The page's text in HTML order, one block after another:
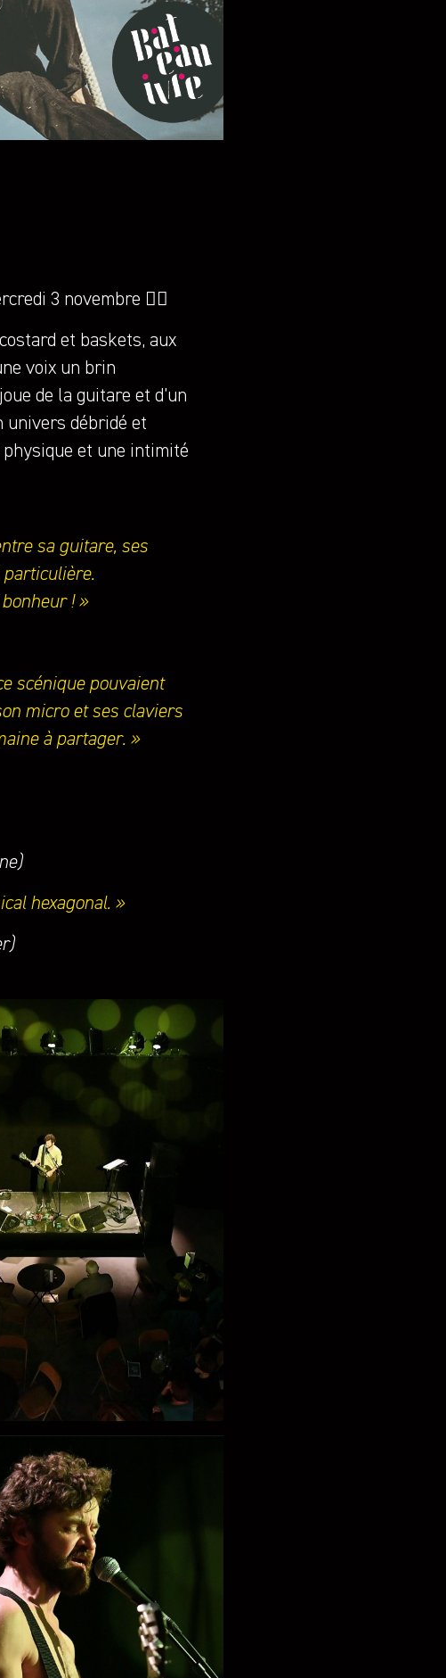
3 novembre 🏴‍☠️
et baskets, aux
voix un brin
de la guitare et d’un
univers débridé et
et une intimité
sa guitare, ses
! »
scénique pouvaient
micro et ses claviers
à partager. »
hexagonal. »